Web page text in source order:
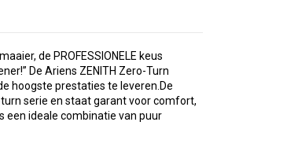
de PROFESSIONELE keus
De Ariens ZENITH Zero-Turn
hoogste prestaties te leveren.De
serie en staat garant voor comfort,
een ideale combinatie van puur